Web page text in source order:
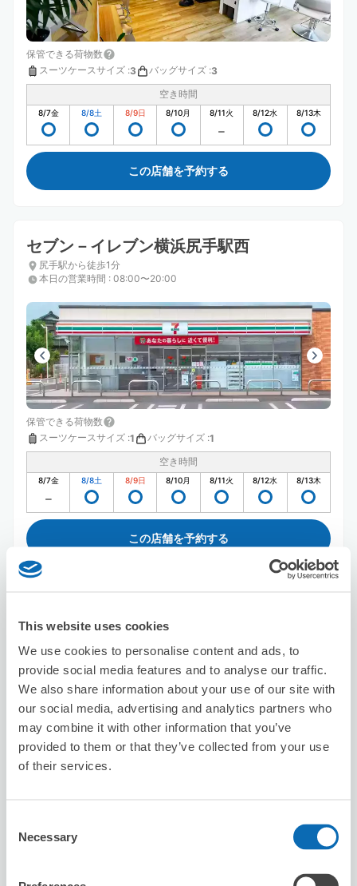
This website uses cookies
We use cookies to personalise content and ads, to
provide social media features and to analyse our traffic.
We also share information about your use of our site with
our social media, advertising and analytics partners who
may combine it with other information that you’ve
provided to them or that they’ve collected from your use
of their services.
Selection
Necessary
保管できる荷物数
スーツケースサイズ :3 バッグサイズ :3
空き時間
8/7金 8/8土 8/9日 8/10月 8/11火 8/12水 8/13木
この店舗を予約する
セブン－イレブン横浜尻手駅西
尻手駅から徒歩1分
本日の営業時間 : 08:00〜20:00
保管できる荷物数
スーツケースサイズ :1 バッグサイズ :1
空き時間
8/7金 8/8土 8/9日 8/10月 8/11火 8/12水 8/13木
この店舗を予約する
川崎新町駅から徒歩7分
本日の営業時間 00:00〜00:00
8/13木